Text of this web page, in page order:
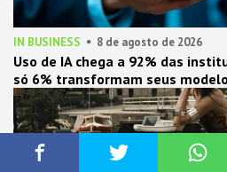
IN BUSINESS 8 de agosto de 2026
Uso de IA chega a 92% das
só 6% transformam seus